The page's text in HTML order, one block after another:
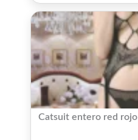
Catsuit entero red rojo